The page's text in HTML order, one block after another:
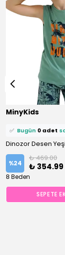
MinyKids
Bu ürünü1 kişi
0 kişi
✅ Bugün 0 adet
%24
₺ 469.00
₺ 354.99
8 Beden
SEPETE